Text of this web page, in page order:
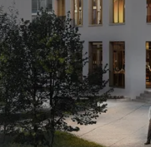
计。通过运用“橙色夜灯“实现